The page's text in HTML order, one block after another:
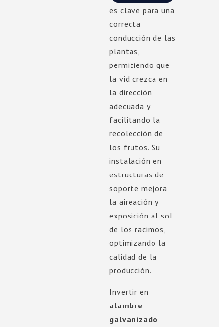
es clave para una
correcta
conducción de las
plantas,
permitiendo que
la vid crezca en
la dirección
adecuada y
facilitando la
recolección de
los frutos. Su
instalación en
estructuras de
soporte mejora
la aireación y
exposición al sol
de los racimos,
optimizando la
calidad de la
producción.
Invertir en
alambre
galvanizado